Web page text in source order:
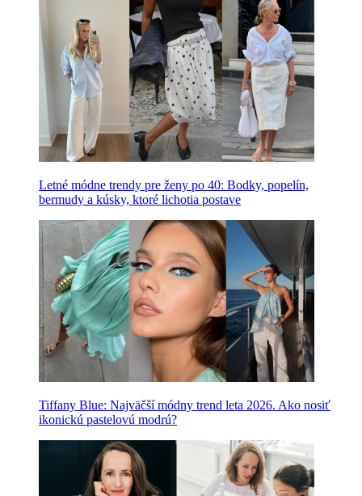
Letné módne trendy pre ženy po 40: Bodky, popelín,
bermudy a kúsky, ktoré lichotia postave
Tiffany Blue: Najväčší módny trend leta 2026. Ako nosiť
ikonickú pastelovú modrú?